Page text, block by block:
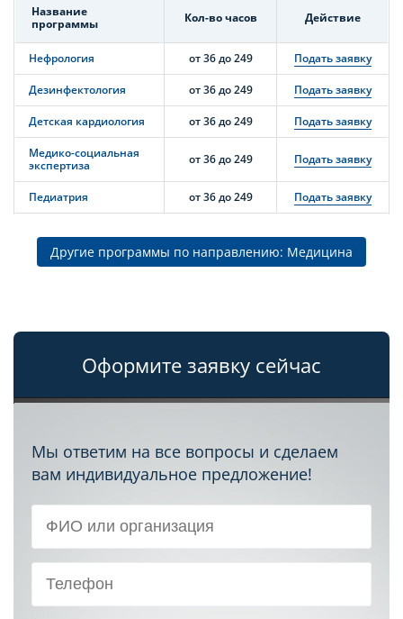
Название
программы
Кол-во часов Действие
Нефрология от 36 до 249 Подать заявку
Дезинфектология от 36 до 249 Подать заявку
Детская кардиология от 36 до 249 Подать заявку
Медико-социальная
экспертиза
от 36 до 249 Подать заявку
Педиатрия от 36 до 249 Подать заявку
Другие программы по направлению: Медицина
Оформите заявку сейчас
Мы ответим на все вопросы и сделаем
вам индивидуальное предложение!